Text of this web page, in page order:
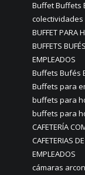
Buffet Buffets
colectividades
BUFFET PARA
BUFFETS
EMPLEADOS
Buffets Bufés
Buffets para
buffets para
buffets para
CAFETERÍA
CAFETERIAS
EMPLEADOS
cámaras